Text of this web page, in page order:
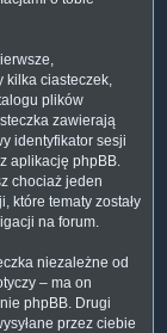
kilka ciasteczek,
plików
zawierają
identyfikator sesji
aplikację phpBB.
chociaż jeden
które tematy zostały
na forum.
niezależne od
– ma on
phpBB. Drugi
przez ciebie